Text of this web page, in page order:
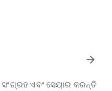
additions and
for length, mass,arrow_forward
ଏବଂ ସେୟାର କରନ୍ତି